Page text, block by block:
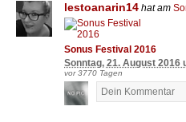
lestoanarin14 hat am
Sonus Festival 2016
Sonntag, 21. August 2016
vor 3770 Tagen